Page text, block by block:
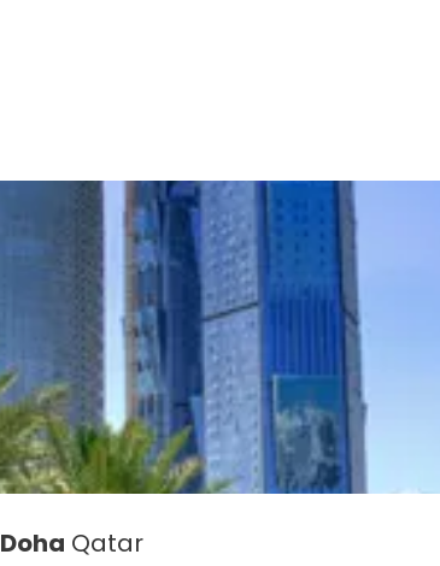
Doha Qatar